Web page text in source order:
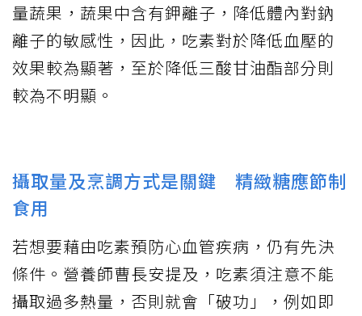
量蔬果，蔬果中含有鉀離子，降低體內對鈉
離子的敏感性，因此，吃素對於降低血壓的
效果較為顯著，至於降低三酸甘油酯部分則
較為不明顯。
攝取量及烹調方式是關鍵 精緻糖應節制
食用
若想要藉由吃素預防心血管疾病，仍有先決
條件。營養師曹長安提及，吃素須注意不能
攝取過多熱量，否則就會「破功」，例如即